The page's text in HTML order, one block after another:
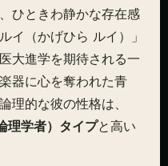
ひときわ静かな存在感
イ（かげひら ルイ）」
大進学を期待される一
器に心を奪われた青
理的な彼の性格は、
理学者）タイプと高い